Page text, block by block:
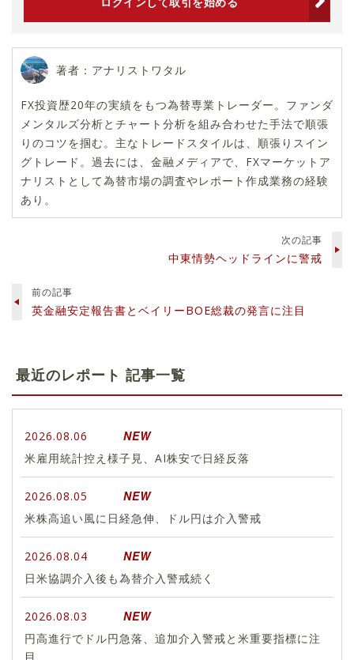
著者：アナリストワタル
FX投資歴20年の実績をもつ為替専業トレーダー。ファンダ
メンタルズ分析とチャート分析を組み合わせた手法で順張
りのコツを掴む。主なトレードスタイルは、順張りスイン
グトレード。過去には、金融メディアで、FXマーケットア
ナリストとして為替市場の調査やレポート作成業務の経験
あり。
前の記事
英金融安定報告書とベイリーBOE総裁の発言に注目
次の記事
中東情勢ヘッドラインに警戒
最近のレポート 記事一覧
2026.08.06 NEW
米雇用統計控え様子見、AI株安で日経反落
2026.08.05 NEW
米株高追い風に日経急伸、ドル円は介入警戒
2026.08.04 NEW
日米協調介入後も為替介入警戒続く
2026.08.03 NEW
円高進行でドル円急落、追加介入警戒と米重要指標に注
目